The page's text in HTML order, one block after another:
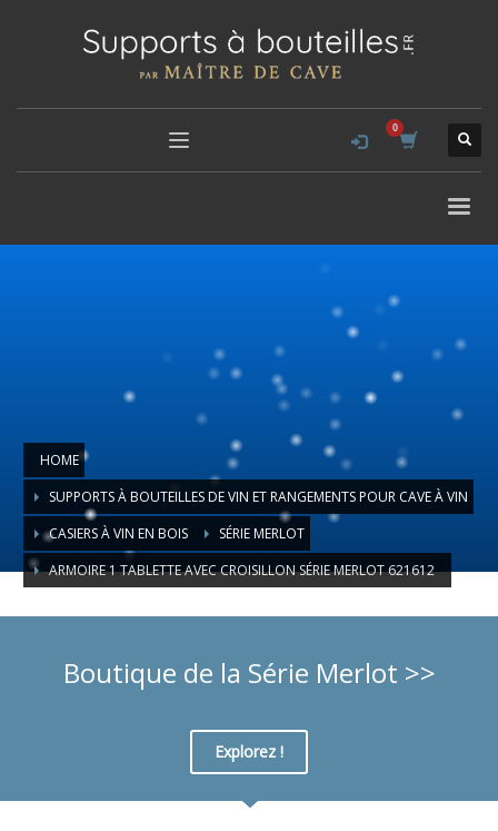
HOME
SUPPORTS À BOUTEILLES DE VIN ET RANGEMENTS POUR CAVE À VIN
CASIERS À VIN EN BOIS
SÉRIE MERLOT
ARMOIRE 1 TABLETTE AVEC CROISILLON SÉRIE MERLOT 621612
Boutique de la Série Merlot >>
Explorez !